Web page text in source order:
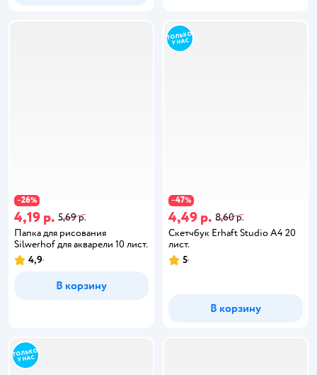
−26%
4,19 р. 5,69 р.
Папка для рисования
Silwerhof для акварели 10 лист.
4,9
В корзину
−47%
4,49 р. 8,60 р.
Скетчбук Erhaft Studio А4 20
лист.
5
В корзину